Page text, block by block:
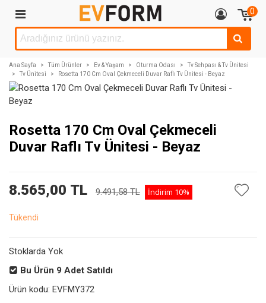
0
Ana Sayfa > Tüm Ürünler > Ev & Yaşam > Oturma Odası >
Tv Sehpası & Tv Ünitesi
>
Tv Ünitesi > Rosetta 170 Cm Oval Çekmeceli Duvar Raflı Tv Ünitesi - Beyaz
Rosetta 170 Cm Oval Çekmeceli
Duvar Raflı Tv Ünitesi - Beyaz
8.565,00 TL 9.491,58 TL İndirim 10%
Tükendi
Stoklarda Yok
Bu Ürün 9 Adet Satıldı
Ürün kodu: EVFMY372